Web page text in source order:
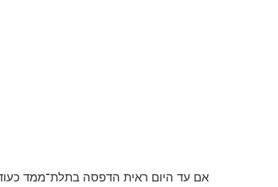
אם עד היום ראית הדפסה בתלת־ממד